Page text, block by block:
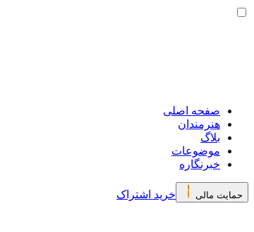
صفحه اصلی
هنرمندان
بلاگ
موضوعات
خبرنگاره
حمایت مالی خرید اشتراک